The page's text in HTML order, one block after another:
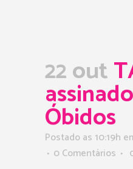
22 out
Óbidos
Postado as 10:19h
0 Comentários